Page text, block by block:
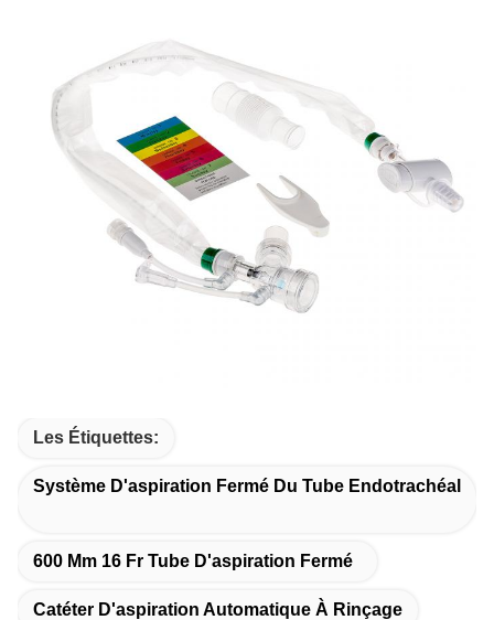
Les Étiquettes:
Système D'aspiration Fermé Du Tube Endotrachéal
600 Mm 16 Fr Tube D'aspiration Fermé
Catéter D'aspiration Automatique À Rinçage